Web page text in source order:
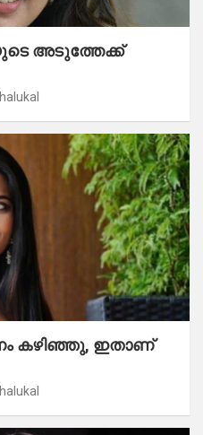
അടുത്തേക്ക്
കഴിഞ്ഞു, ഇതാണ്